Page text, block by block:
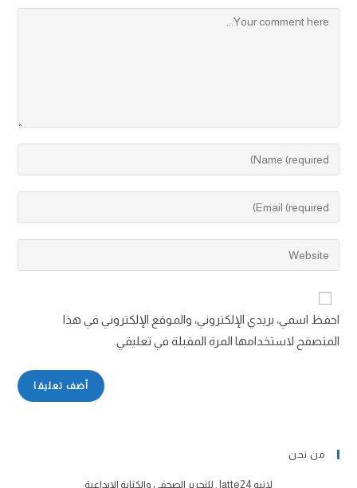
احفظ اسمي، بريدي الإلكتروني، والموقع الإلكتروني في هذا
المتصفح لاستخدامها المرة المقبلة في تعليقي.
من نحن
لاتيه latte24 . للتحرير الصحفي والكتابة الإبداعية